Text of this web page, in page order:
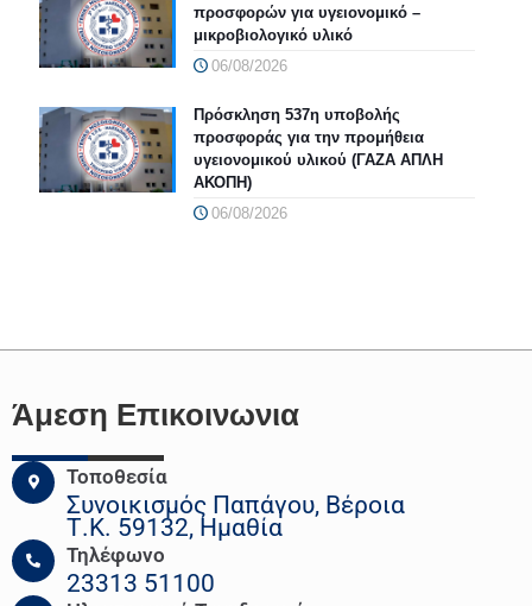
προσφορών για υγειονομικό –
μικροβιολογικό υλικό
06/08/2026
Πρόσκληση 537η υποβολής
προσφοράς για την προμήθεια
υγειονομικού υλικού (ΓΑΖΑ ΑΠΛΗ
ΑΚΟΠΗ)
06/08/2026
Άμεση Επικοινωνια
Τοποθεσία
Συνοικισμός Παπάγου, Βέροια
Τ.Κ. 59132, Ημαθία
Τηλέφωνο
23313 51100